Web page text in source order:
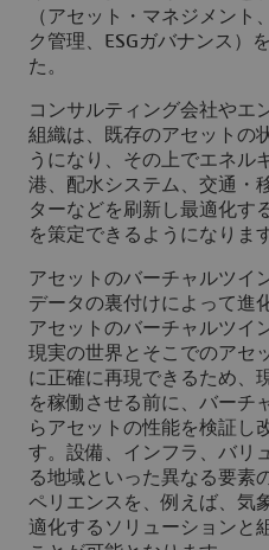
（アセット・マネジメント
ク管理、ESGガバナンス）
た。
コンサルティング会社やエ
組織は、既存のアセットの
うになり、その上でエネル
港、配水システム、交通・
ターなどを刷新し最適化す
を策定できるようになりま
アセットのバーチャルツイ
データの裏付けによって進
アセットのバーチャルツイ
現実の世界とそこでのアセ
に正確に再現できるため、
を稼働させる前に、バーチ
らアセットの性能を検証し
す。設備、インフラ、バリ
る地域といった異なる要素
ペリエンスを、例えば、気
適化するソリューションと